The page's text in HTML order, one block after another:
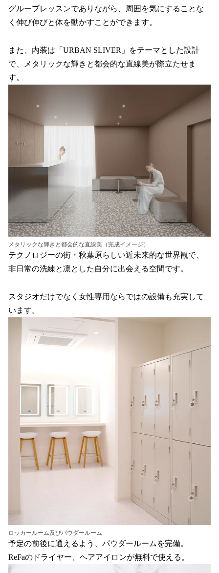
グループレッスンでありながら、周囲を気にすることな
く伸び伸びと体を動かすことができます。
また、内装は「URBAN SLIVER」をテーマとした設計
で、メタリックな輝きと都会的な直線美が際立たせま
す。
メタリックな輝きと都会的な直線美（完成イメージ）
テクノロジーの街・秋葉原らしい近未来的な世界観で、
非日常の洗練と凛とした自分に出会える空間です。
スタジオだけでなく女性専用ならではの設備も充実して
います。
ロッカールーム及びパウダールーム
予定の前後に通えるよう、パウダールームを完備。
ReFaのドライヤー、ヘアアイロンが無料で使える。